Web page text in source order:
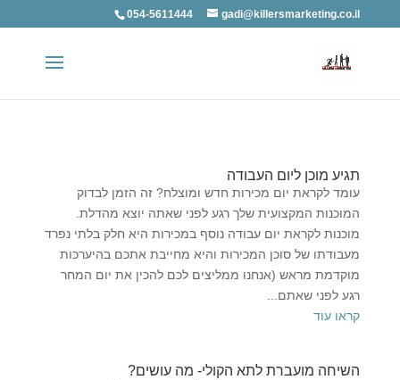
054-5611444 gadi@killersmarketing.co.il
תגיע מוכן ליום העבודה
עומד לקראת יום מכירות חדש ומוצלח? זה הזמן לבדוק
המוכנות המקצועית שלך רגע לפני שאתה יוצא מהדלת.
מוכנות לקראת יום עבודה נוסף במכירות היא חלק בלתי נפרד
מעבודתו של סוכן המכירות והיא מחייבת אתכם בהיערכות
מוקדמת מראש (אנחנו ממליצים לכם להכין את יום המחר
רגע לפני שאתם...
קראו עוד
השיחה מועברת לתא הקולי- מה עושים?